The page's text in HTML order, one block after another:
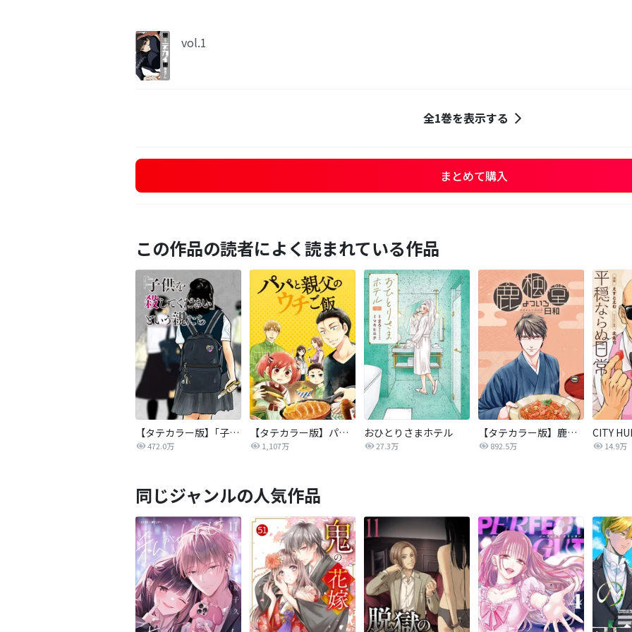
vol.1
全1巻を表示する
まとめて購入
この作品の読者によく読まれている作品
【タテカラー版】｢子供を殺してください｣という親たち
472.0万
【タテカラー版】パパと親父のウチご飯
1,107万
おひとりさまホテル
27.3万
【タテカラー版】鹿楓堂よついろ日和
892.5万 14.9万
同じジャンルの人気作品